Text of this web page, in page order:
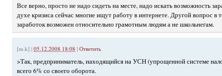
Все верно, просто не надо сидеть на месте, надо искать возможность
духе кризиса сейчас многие ищут работу в интернете. Другой вопрос в
заработок возможен относительно грамотным людям а не школьнегам.
[m.k] | 05.12.2008 18:08 | Ответить
>Так, предприниматель, находящийся на УСН (упрощенной системе
всего 6% со своего оборота.